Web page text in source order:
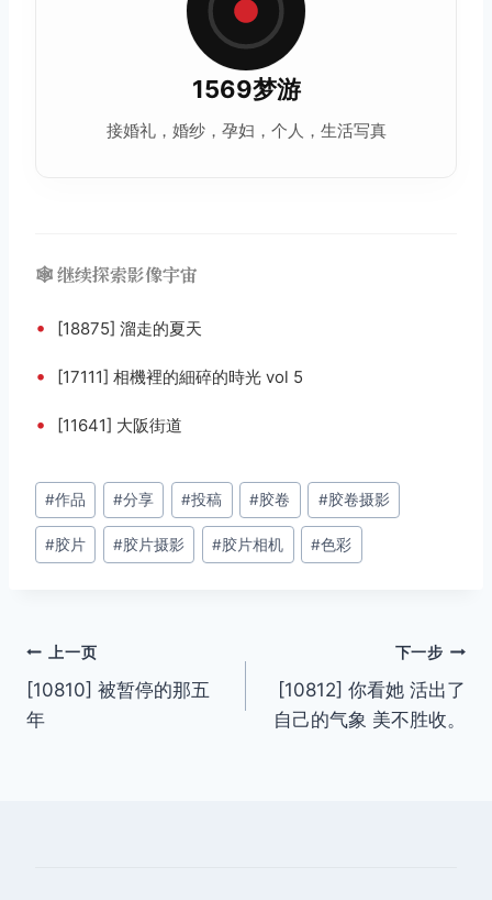
1569梦游
接婚礼，婚纱，孕妇，个人，生活写真
🕸️ 继续探索影像宇宙
• [18875] 溜走的夏天
• [17111] 相機裡的細碎的時光 vol 5
• [11641] 大阪街道
文
章
标
#作品 #分享 #投稿 #胶卷 #胶卷摄影
#胶片 #胶片摄影 #胶片相机 #色彩
文
章
上一页
[10810] 被暂停的那五
年
下一步
[10812] 你看她 活出了
自己的气象 美不胜收。